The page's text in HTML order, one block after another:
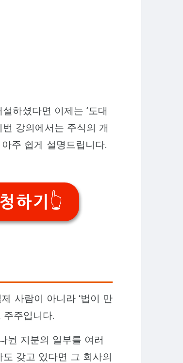
하셨다면 이제는 ‘도대
강의에서는 주식의 개
주 쉽게 설명드립니다.
하기👆
사람이 아니라 ‘법이 만
주주입니다.
뉜 지분의 일부를 여러
갖고 있다면 그 회사의